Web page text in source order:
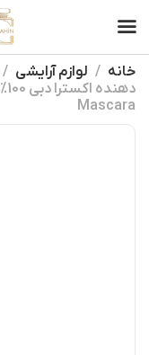
خانه لوازم آرایشی
Mascara